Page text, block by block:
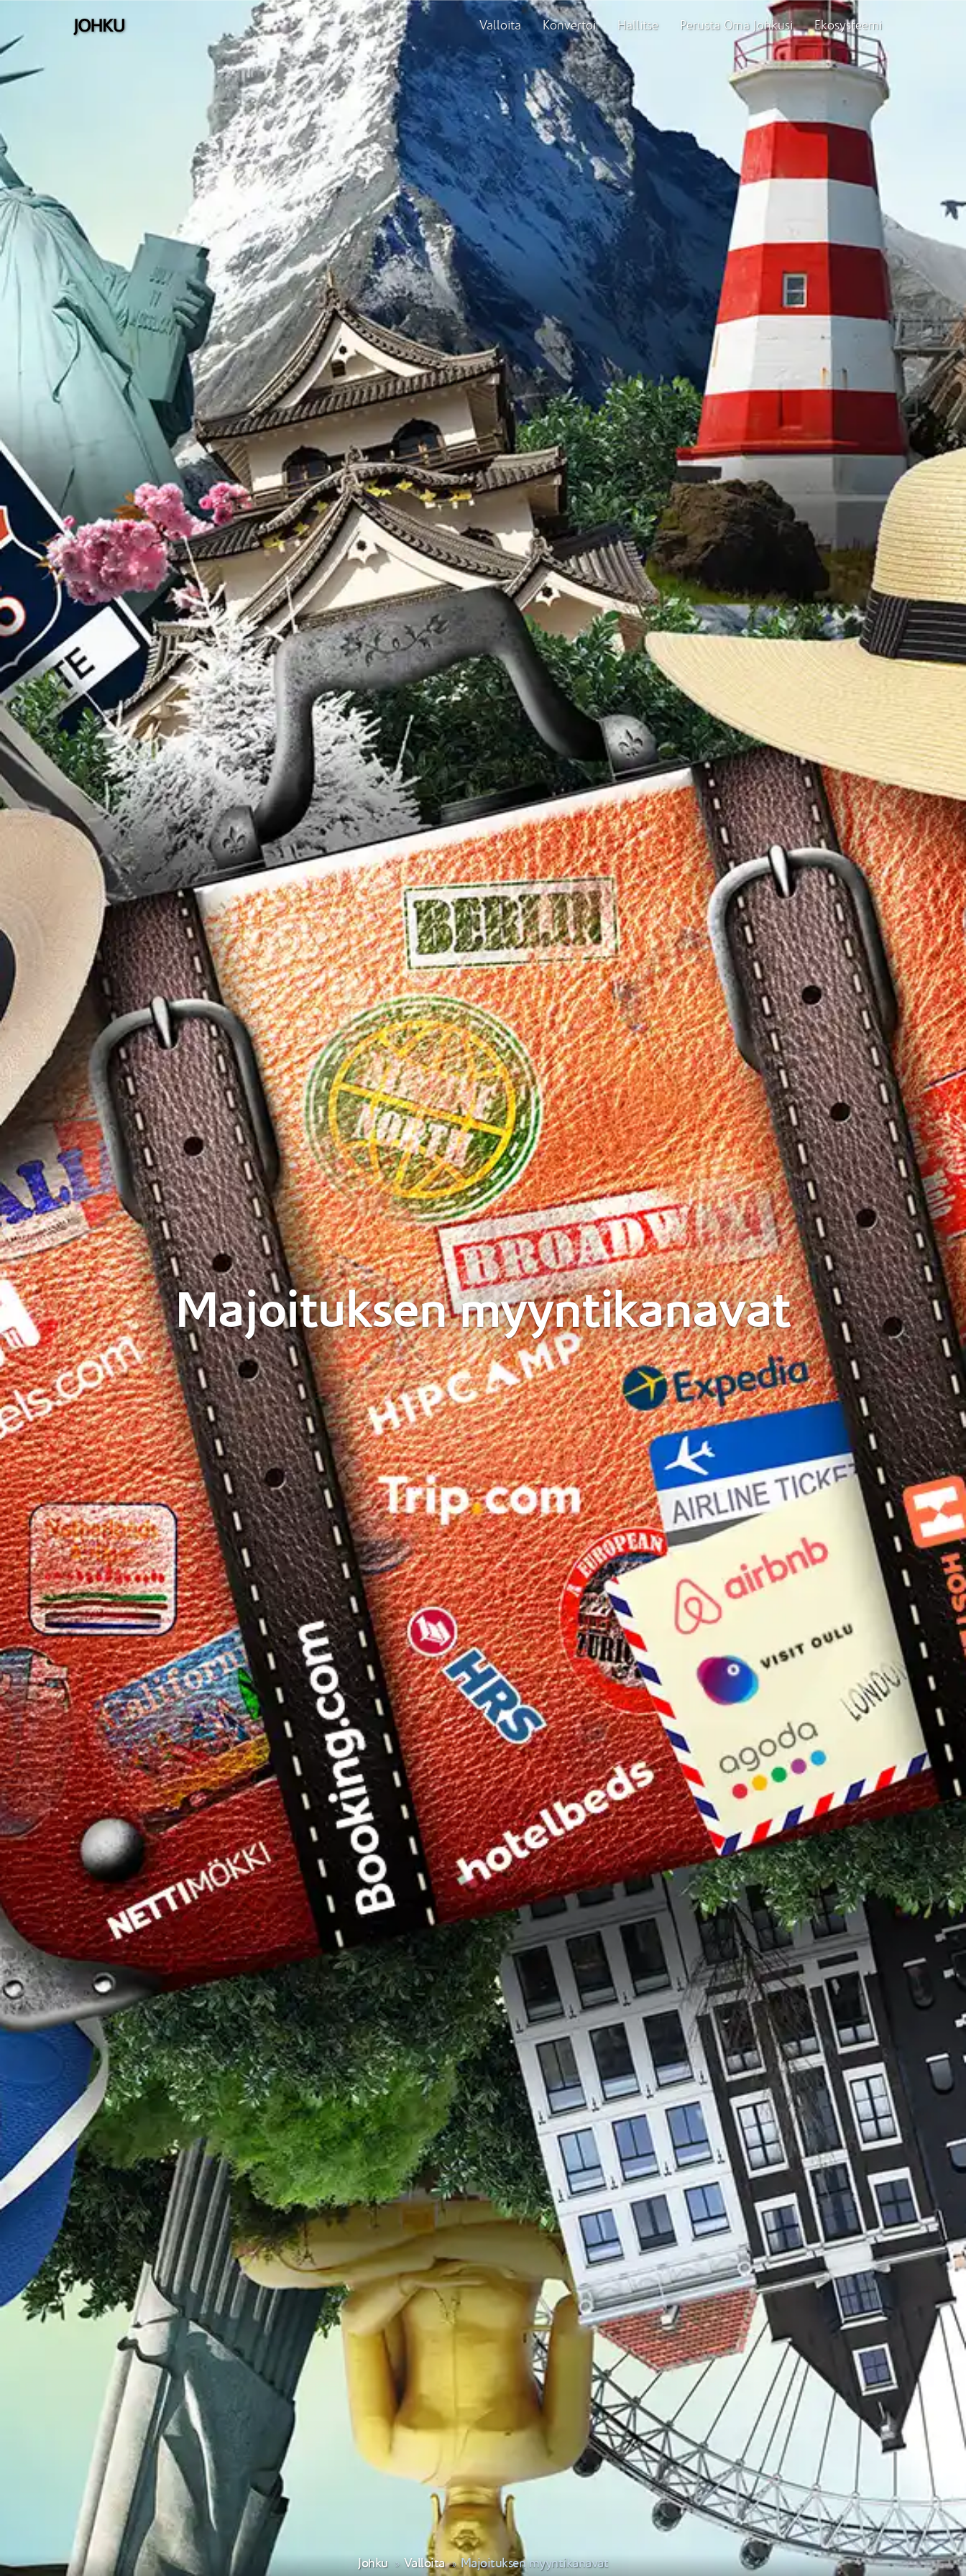
Valloita Konvertoi Hallitse Perusta Oma Johkusi Ekosysteemi
Majoituksen myyntikanavat
Johku Valloita Majoituksen myyntikanavat